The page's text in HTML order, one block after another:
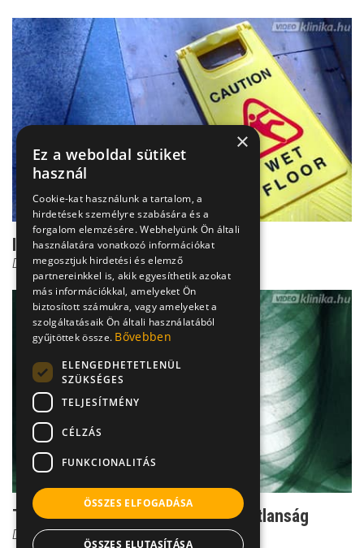
Ilyen a combnyaktörés
Dr. Gulyás Károly
Tüdőgyulladás - a halálos mozdulatlanság
Dr. Mucsi János
×
Ez a weboldal sütiket
használ
Cookie-kat használunk a tartalom, a
hirdetések személyre szabására és a
forgalom elemzésére. Webhelyünk Ön általi
használatára vonatkozó információkat
megosztjuk hirdetési és elemző
partnereinkkel is, akik egyesíthetik azokat
más információkkal, amelyeket Ön
biztosított számukra, vagy amelyeket a
szolgáltatásaik Ön általi használatából
gyűjtöttek össze. Bővebben
ELENGEDHETETLENÜL
SZÜKSÉGES
TELJESÍTMÉNY
CÉLZÁS
FUNKCIONALITÁS
ÖSSZES ELFOGADÁSA
ÖSSZES ELUTASÍTÁSA